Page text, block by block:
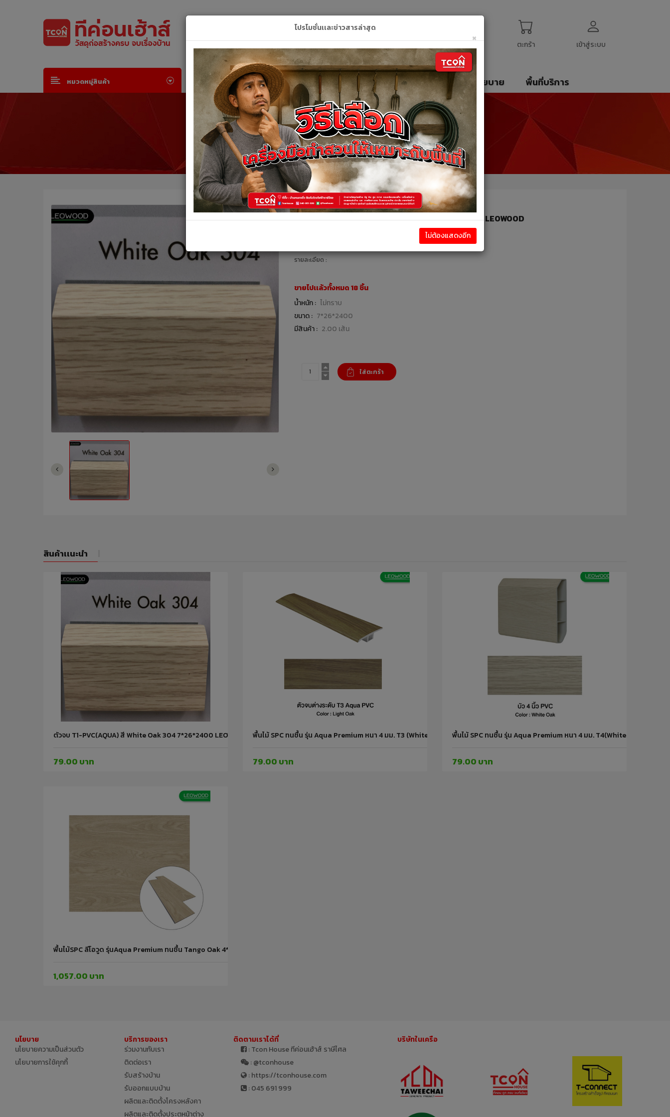
เข้าสู่ระบบ
ตะกร้า
หมวดหมู่สินค้า หน้าหลัก สินค้า คูปอง บริการของเรา ติดต่อเรา นโยบาย พื้นที่บริการ
รายละเอียดสินค้า
รายละเอียดสินค้า
ตัวจบ T1-PVC(AQUA) สี White Oak 304 7*26*2400 LEOWOOD
พื้นไม้ลามิเนต / พรม /วัสดุปูพื้น : แบรนด์ LEOWOOD
รายละเอียด :
ขายไปเเล้วทั้งหมด 18 ชิ้น
น้ำหนัก : ไม่ทราบ
ขนาด : 7*26*2400
มีสินค้า : 2.00 เส้น
สินค้าเเนะนำ
ตัวจบ T1-PVC(AQUA) สี White Oak 304 7*26*2400 LEOWOOD
79.00 บาท
พื้นไม้ SPC ทนชื้น รุ่น Aqua Premium หนา 4 มม. T3 (White Oak 304) 6*26*2400 LEOWOOD
79.00 บาท
พื้นไม้ SPC ทนชื้น รุ่น Aqua Premium หนา 4 มม. T4(White Oak 304)
79.00 บาท
พื้นไม้SPC ลีโอวูด รุ่นAqua Premium ทนชื้น Tango Oak 4*183*1218*12(2.67) LEOWOOD
1,057.00 บาท
นโยบาย
นโยบายความเป็นส่วนตัว
นโยบายการใช้คุกกี้
บริการของเรา
ร่วมงานกับเรา
ติดต่อเรา
รับสร้างบ้าน
รับออกแบบบ้าน
ผลิตและติดตั้งโครงหลังคา
ผลิตและติดตั้งประตูหน้าต่าง
ติดตามเราได้ที่
: Tcon House ทีค่อนเฮ้าส์ ราษีไศล
: @tconhouse
: https://tconhouse.com
: 045 691 999
บริษัทในเครือ
โปรโมชั่นเเละข่าวสารล่าสุด
×
ไม่ต้องแสดงอีก